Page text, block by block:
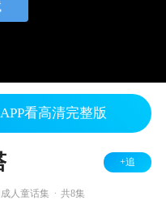
看高清完整版
+追
人童话集 共8集